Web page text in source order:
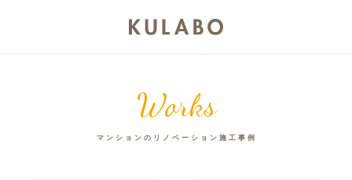
Works
マンションのリノベーション施工事例